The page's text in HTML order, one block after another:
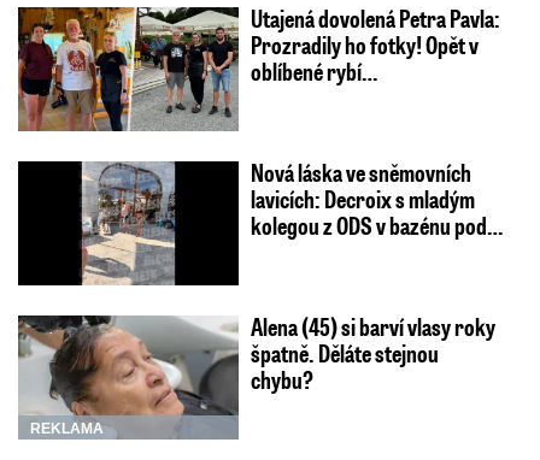
Utajená dovolená Petra Pavla:
Prozradily ho fotky! Opět v
oblíbené rybí…
Nová láska ve sněmovních
lavicích: Decroix s mladým
kolegou z ODS v bazénu pod…
REKLAMA
Alena (45) si barví vlasy roky
špatně. Děláte stejnou
chybu?